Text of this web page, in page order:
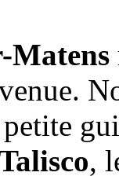
Matens
,